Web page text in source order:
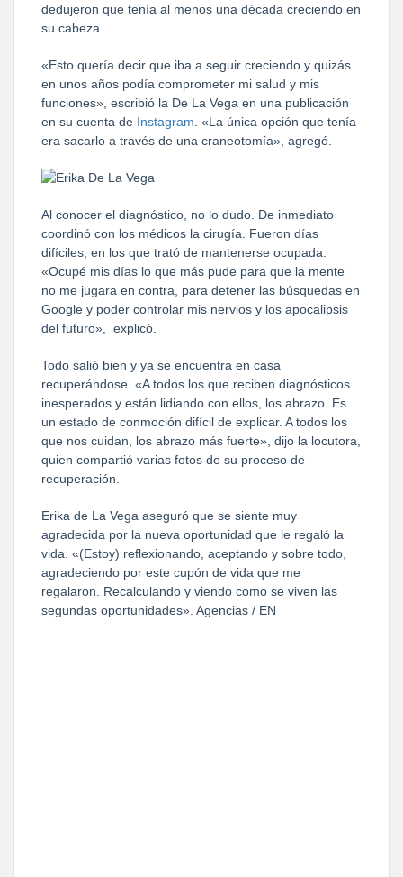
dedujeron que tenía al menos una década creciendo en
su cabeza.
«Esto quería decir que iba a seguir creciendo y quizás
en unos años podía comprometer mi salud y mis
funciones», escribió la De La Vega en una publicación
en su cuenta de Instagram . «La única opción que tenía
era sacarlo a través de una craneotomía», agregó.
Al conocer el diagnóstico, no lo dudo. De inmediato
coordinó con los médicos la cirugía. Fueron días
difíciles, en los que trató de mantenerse ocupada.
«Ocupé mis días lo que más pude para que la mente
no me jugara en contra, para detener las búsquedas en
Google y poder controlar mis nervios y los apocalipsis
del futuro», explicó.
Todo salió bien y ya se encuentra en casa
recuperándose. «A todos los que reciben diagnósticos
inesperados y están lidiando con ellos, los abrazo. Es
un estado de conmoción difícil de explicar. A todos los
que nos cuidan, los abrazo más fuerte», dijo la locutora,
quien compartió varias fotos de su proceso de
recuperación.
Erika de La Vega aseguró que se siente muy
agradecida por la nueva oportunidad que le regaló la
vida. «(Estoy) reflexionando, aceptando y sobre todo,
agradeciendo por este cupón de vida que me
regalaron. Recalculando y viendo como se viven las
segundas oportunidades». Agencias / EN